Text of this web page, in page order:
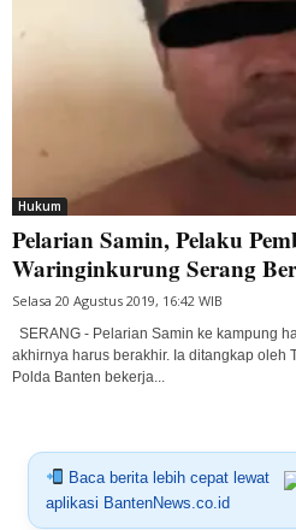
Hukum
Pelarian Samin, Pelaku
Waringinkurung Serang
Selasa 20 Agustus 2019, 16:42 WIB
SERANG - Pelarian Samin ke kampung
akhirnya harus berakhir. Ia ditangkap oleh
Polda Banten bekerja...
Baca berita lebih cepat lewat
aplikasi BantenNews.co.id